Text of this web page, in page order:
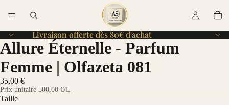
Livraison offerte dès 80€ d'achat
Livraison offerte dès 80€ d'achat
Allure Éternelle - Parfum
Femme | Olfazeta 081
35,00 €
Prix unitaire 500,00 €/L
Taille